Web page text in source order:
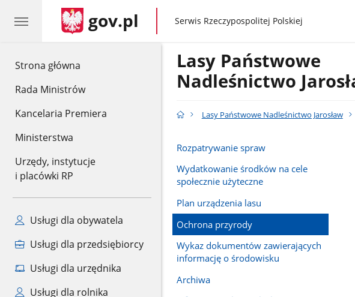
Strona główna
Rada Ministrów
Kancelaria Premiera
Ministerstwa
Urzędy, instytucje
i placówki RP
Usługi dla obywatela
Usługi dla przedsiębiorcy
Usługi dla urzędnika
Usługi dla rolnika
gov.pl gov.pl
Serwis Rzeczypospolitej Polskiej
Lasy Państwowe
Nadleśnictwo
Lasy Państwowe Nadleśnictwo Jarosław
Rozpatrywanie spraw
Wydatkowanie środków na cele
społecznie użyteczne
Plan urządzenia lasu
Ochrona przyrody
Wykaz dokumentów zawierających
informację o środowisku
Archiwa